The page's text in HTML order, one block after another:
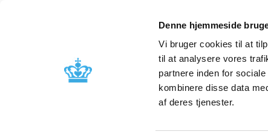
Denne hjemmeside
Vi bruger cookies til at
til at analysere vores
partnere inden for
kombinere disse data
af deres tjenester.
Godkendelse og